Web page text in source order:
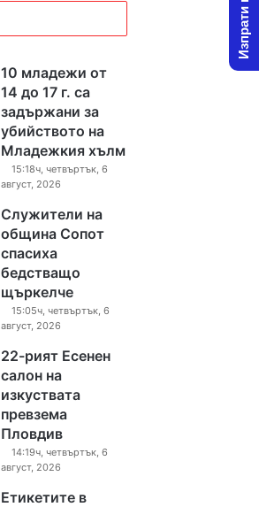
10 младежи от
14 до 17 г. са
задържани за
убийството на
Младежкия хълм
15:18ч, четвъртък, 6
август, 2026
Служители на
община Сопот
спасиха
бедстващо
щъркелче
15:05ч, четвъртък, 6
август, 2026
22-рият Есенен
салон на
изкуствата
превзема
Пловдив
14:19ч, четвъртък, 6
август, 2026
Етикетите в